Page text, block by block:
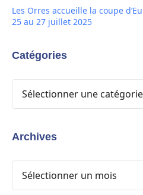
Les Orres accueille la coupe
25 au 27 juillet 2025
Catégories
Archives